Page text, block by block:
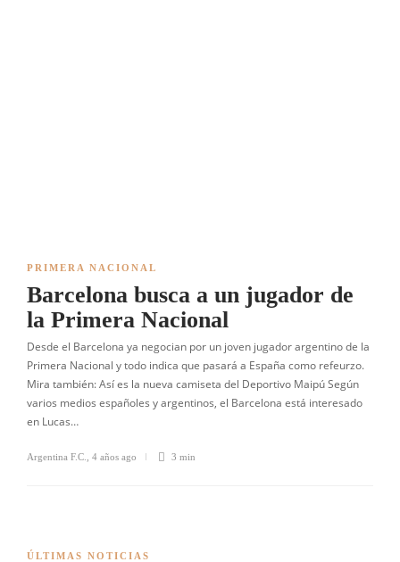
PRIMERA NACIONAL
Barcelona busca a un jugador de
la Primera Nacional
Desde el Barcelona ya negocian por un joven jugador argentino de la
Primera Nacional y todo indica que pasará a España como refeurzo.
Mira también: Así es la nueva camiseta del Deportivo Maipú Según
varios medios españoles y argentinos, el Barcelona está interesado
en Lucas…
Argentina F.C. 4 años ago 3 min
ÚLTIMAS NOTICIAS